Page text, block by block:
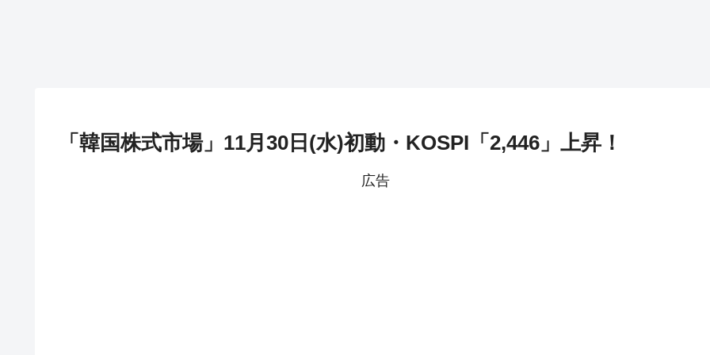
「韓国株式市場」11月30日(水)初動・KOSPI「2,446」上昇！
広告